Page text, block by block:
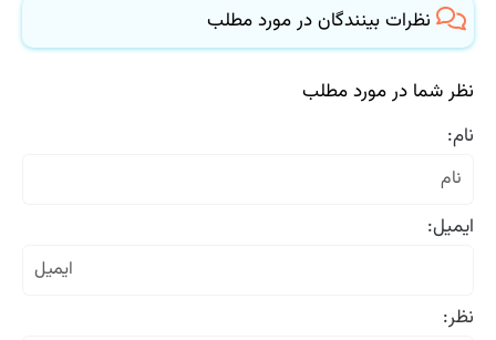
نظرات بینندگان در مورد مطلب
نظر شما در مورد مطلب
نام:
ایمیل:
نظر: